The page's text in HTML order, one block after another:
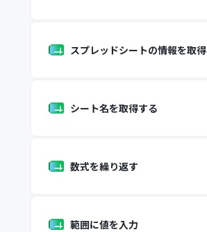
スプレッドシートの情報を取得
シート名を取得する
数式を繰り返す
範囲に値を入力